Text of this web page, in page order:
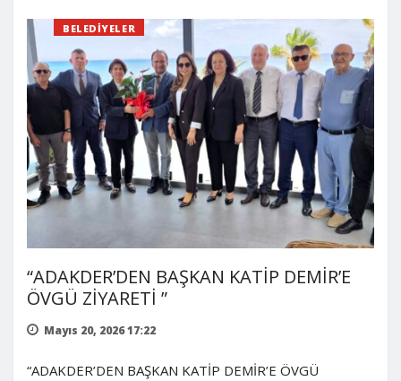
BELEDIYELER
“ADAKDER’DEN BAŞKAN KATİP DEMİR’E
ÖVGÜ ZİYARETİ ”
Mayıs 20, 2026 17:22
“ADAKDER’DEN BAŞKAN KATİP DEMİR’E ÖVGÜ